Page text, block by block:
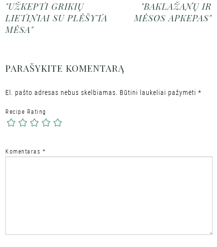
"UŽKEPTI GRIKIŲ
LIETINIAI SU PLĖŠYTA
MĖSA"
"BAKLAŽANŲ IR
MĖSOS APKEPAS"
PARAŠYKITE KOMENTARĄ
El. pašto adresas nebus skelbiamas. Būtini laukeliai pažymėti*
Recipe Rating
Komentaras *